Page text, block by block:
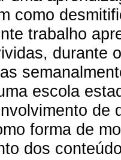
como
trabalho
durante
escola
de
forma de
dos